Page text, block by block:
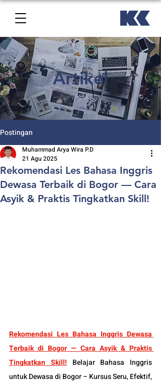
Artikel
Postingan
Rekomendasi Les Bahasa Inggris
Dewasa Terbaik di Bogor — Cara
Asyik & Praktis Tingkatkan Skill!
Muhammad Arya Wira P.D
21 Agu 2025
Rekomendasi Les Bahasa Inggris Dewasa
Terbaik di Bogor — Cara Asyik & Praktis
Tingkatkan Skill! Belajar Bahasa Inggris
untuk Dewasa di Bogor – Kursus Seru, Efektif,